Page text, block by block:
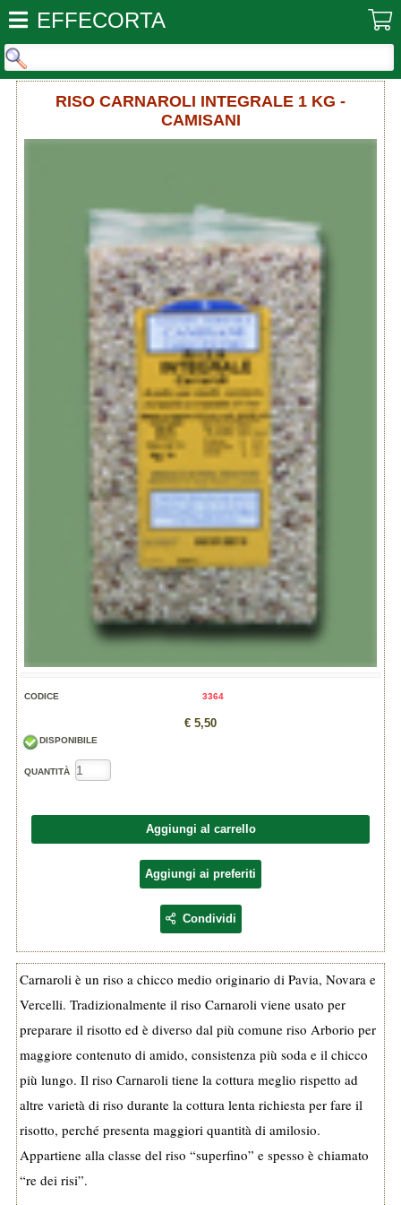
EFFECORTA
RISO CARNAROLI INTEGRALE 1 KG -
CAMISANI
CODICE 3364
€ 5,50
DISPONIBILE
QUANTITÀ
Aggiungi al carrello
Aggiungi ai preferiti
Condividi
Carnaroli è un riso a chicco medio originario di Pavia, Novara e
Vercelli. Tradizionalmente il riso Carnaroli viene usato per
preparare il risotto ed è diverso dal più comune riso Arborio per
maggiore contenuto di amido, consistenza più soda e il chicco
più lungo. Il riso Carnaroli tiene la cottura meglio rispetto ad
altre varietà di riso durante la cottura lenta richiesta per fare il
risotto, perché presenta maggiori quantità di amilosio.
Appartiene alla classe del riso “superfino” e spesso è chiamato
“re dei risi”.